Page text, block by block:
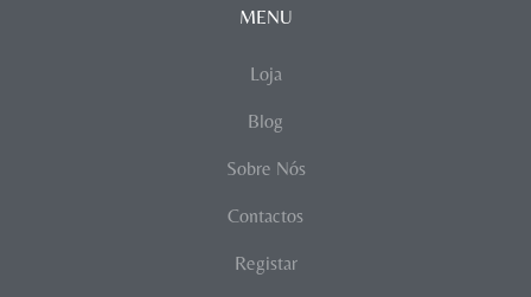
MENU
Loja
Blog
Sobre Nós
Contactos
Registar